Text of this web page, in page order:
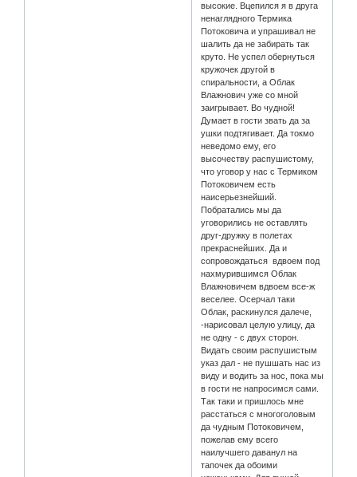
высокие. Вцепился я в друга
ненаглядного Термика
Потоковича и упрашивал не
шалить да не забирать так
круто. Не успел обернуться
кружочек другой в
спиральности, а Облак
Влажнович уже со мной
заигрывает. Во чудной!
Думает в гости звать да за
ушки подтягивает. Да токмо
неведомо ему, его
высочеству распушистому,
что уговор у нас с Термиком
Потоковичем есть
наисерьезнейший.
Побратались мы да
уговорились не оставлять
друг-дружку в полетах
прекраснейших. Да и
сопровождаться вдвоем под
нахмурившимся Облак
Влажновичем вдвоем все-ж
веселее. Осерчал таки
Облак, раскинулся далече,
-нарисовал целую улицу, да
не одну - с двух сторон.
Видать своим распушистым
указ дал - не пушшать нас из
виду и водить за нос, пока мы
в гости не напросимся сами.
Так таки и пришлось мне
расстаться с многоголовым
да чудным Потоковичем,
пожелав ему всего
наилучшего даванул на
тапочек да обоими